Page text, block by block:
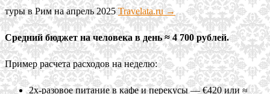
туры в Рим на апрель 2025Travelata.ru →
Средний бюджет на человека в день ≈ 4 700 рублей.
Пример расчета расходов на неделю:
2х-разовое питание в кафе и перекусы — €420 или ≈